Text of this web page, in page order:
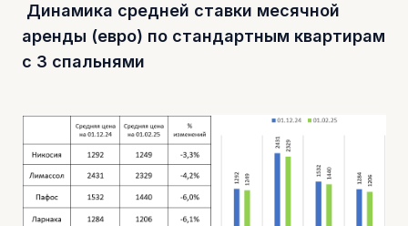
Динамика средней ставки месячной
аренды (евро) по стандартным квартирам
с 3 спальнями